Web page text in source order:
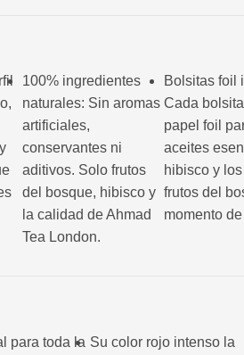
100% ingredientes
naturales: Sin aromas
artificiales,
conservantes ni
aditivos. Solo frutos
del bosque, hibisco y
la calidad de Ahmad
Tea London.
Bolsitas foil
Cada
papel foil
aceites
hibisco y
frutos del
momento
para toda la Su color rojo intenso la